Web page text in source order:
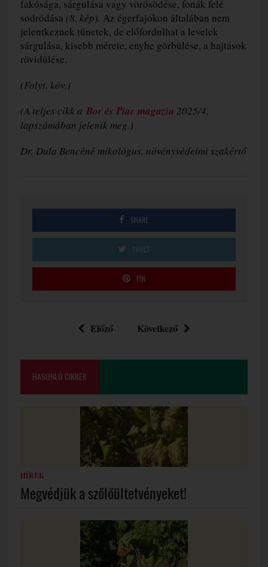
fakósága, sárgulása vagy vörösödése, fonák felé
sodródása (8. kép). Az égerfajokon általában nem
jelentkeznek tünetek, de előfordulhat a levelek
sárgulása, kisebb mérete, enyhe görbülése, a hajtások
rövidülése.
(Folyt. köv.)
(A teljes cikk a Bor és Piac magazin 2025/4.
lapszámában jelenik meg.)
Dr. Dula Bencéné mikológus, növényvédelmi szakértő
SHARE
TWEET
PIN
Előző Következő
HASONLÓ CIKKEK
HÍREK
Megvédjük a szőlőültetvényeket!